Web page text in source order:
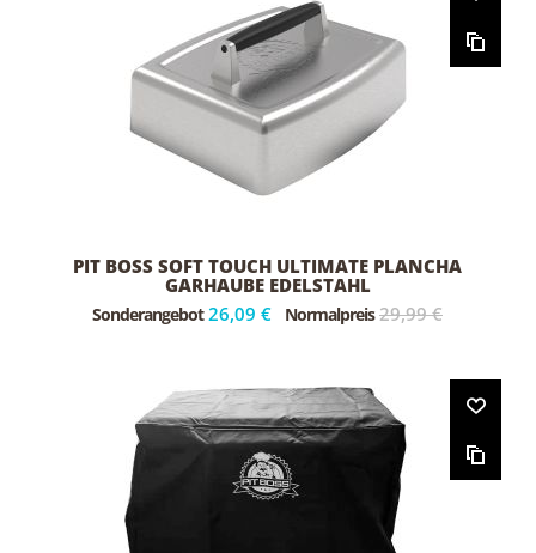
PIT BOSS SOFT TOUCH ULTIMATE PLANCHA
GARHAUBE EDELSTAHL
Sonderangebot 26,09 € Normalpreis 29,99 €